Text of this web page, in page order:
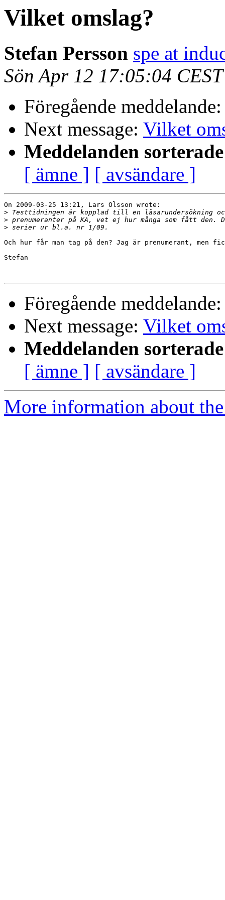
Vilket omslag?
Stefan Persson spe at
Sön Apr 12 17:05:04
Föregående
Next message: Vilket
Meddelanden
[ ämne ] [ avsändare ]
On 2009-03-25 13:21, Lars Olsson wrote:
>
>
>
Och hur får man tag på den? Jag är prenumerant, men
Stefan
Föregående
Next message: Vilket
Meddelanden
[ ämne ] [ avsändare ]
More information about